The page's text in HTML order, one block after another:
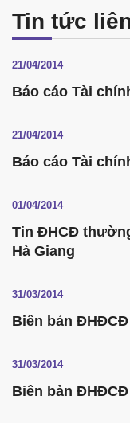
Tin tức
21/04/2014
Báo cáo Tài
21/04/2014
Báo cáo Tài
01/04/2014
Tin ĐHCĐ
Hà Giang
31/03/2014
Biên bản ĐHĐCĐ
31/03/2014
Biên bản ĐHĐCĐ